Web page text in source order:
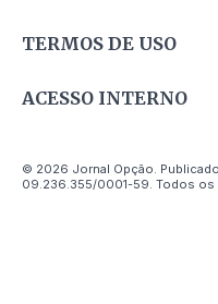
TERMOS DE USO
ACESSO INTERNO
© 2026 Jornal Opção.
09.236.355/0001-59. Todos